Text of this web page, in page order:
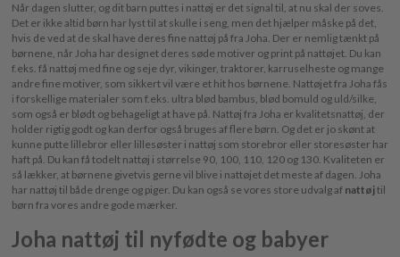
Når dagen slutter, og dit barn puttes i nattøj er det signal til, at nu skal der soves.
Det er ikke altid børn har lyst til at skulle i seng, men det hjælper måske på det,
hvis de ved at de skal have deres fine nattøj på fra Joha. Der er nemlig tænkt på
børnene, når Joha har designet deres søde motiver og print på nattøjet. Du kan
f.eks. få nattøj med fine og seje dyr, vikinger, traktorer, karruselheste og mange
andre fine motiver, som sikkert vil være et hit hos børnene. Nattøjet fra Joha fås
i forskellige materialer som f.eks. ultra blød bambus, blød bomuld og uld/silke,
som også er blødt og behageligt at have på. Nattøj fra Joha er kvalitetsnattøj, der
holder rigtig godt og kan derfor også bruges af flere børn. Og det er jo skønt at
kunne putte lillebror eller lillesøster i nattøj som storebror eller storesøster har
haft på. Du kan få todelt nattøj i størrelse 90, 100, 110, 120 og 130. Kvaliteten er
så lækker, at børnene givetvis gerne vil blive i nattøjet det meste af dagen. Joha
har nattøj til både drenge og piger. Du kan også se vores store udvalg af nattøjtil
børn fra vores andre gode mærker.
Joha nattøj til nyfødte og babyer